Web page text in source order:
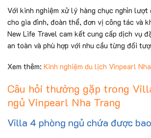
Với kinh nghiệm xử lý hàng chục nghìn
cho gia đình, đoàn thể, đơn vị công tác và
New Life Travel cam kết cung cấp dịch vụ
an toàn và phù hợp với nhu cầu từng đối
Xem thêm: Kinh nghiệm du lịch Vinpearl
Câu hỏi thường gặp trong
ngủ Vinpearl Nha Trang
Villa 4 phòng ngủ chứa được